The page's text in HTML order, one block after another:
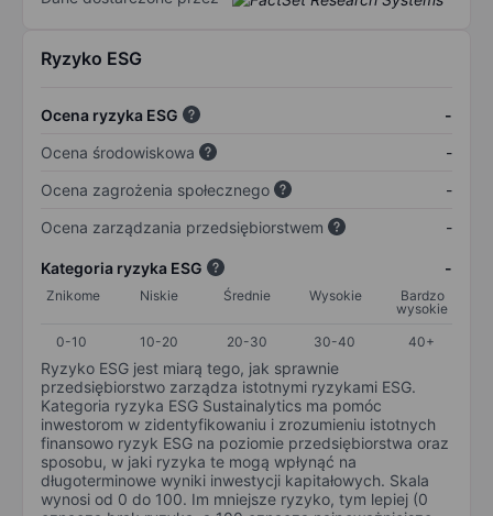
Ryzyko ESG
Ocena ryzyka ESG
-
Ocena środowiskowa
-
Ocena zagrożenia społecznego
-
Ocena zarządzania przedsiębiorstwem
-
Kategoria ryzyka ESG -
Znikome Niskie Średnie Wysokie
Bardzo
wysokie
0-10
10-20 20-30 30-40 40+
Ryzyko ESG jest miarą tego, jak sprawnie
przedsiębiorstwo zarządza istotnymi ryzykami ESG.
Kategoria ryzyka ESG Sustainalytics ma pomóc
inwestorom w zidentyfikowaniu i zrozumieniu istotnych
finansowo ryzyk ESG na poziomie przedsiębiorstwa oraz
sposobu, w jaki ryzyka te mogą wpłynąć na
długoterminowe wyniki inwestycji kapitałowych. Skala
wynosi od 0 do 100. Im mniejsze ryzyko, tym lepiej (0